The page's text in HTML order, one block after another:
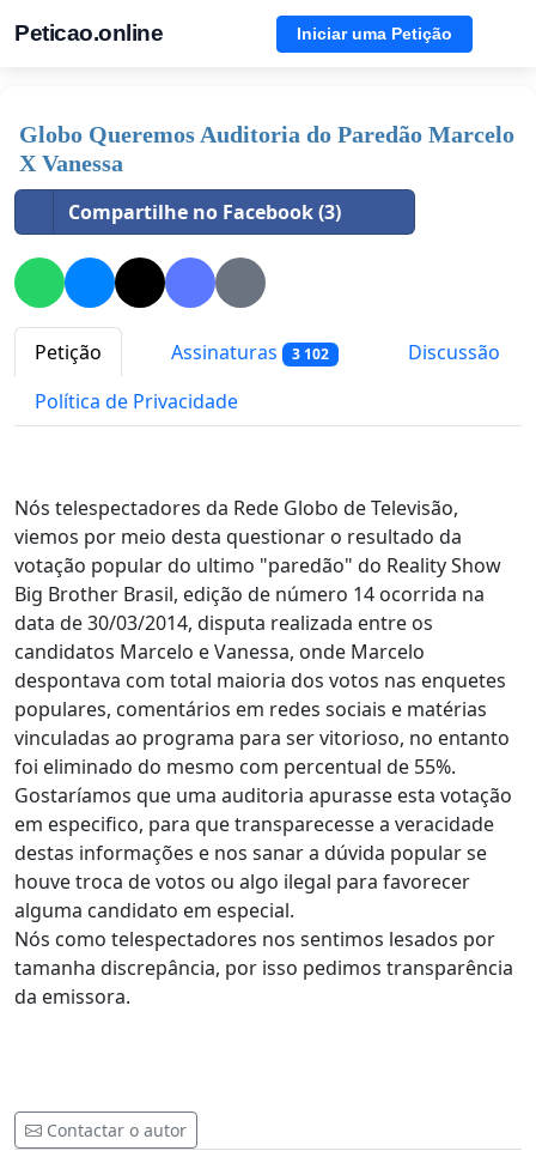
Peticao.online Iniciar uma Petição
Globo Queremos Auditoria do Paredão Marcelo
X Vanessa
Compartilhe no Facebook (3)
Petição Assinaturas 3 102
Discussão
Política de Privacidade
Nós telespectadores da Rede Globo de Televisão,
viemos por meio desta questionar o resultado da
votação popular do ultimo "paredão" do Reality Show
Big Brother Brasil, edição de número 14 ocorrida na
data de 30/03/2014, disputa realizada entre os
candidatos Marcelo e Vanessa, onde Marcelo
despontava com total maioria dos votos nas enquetes
populares, comentários em redes sociais e matérias
vinculadas ao programa para ser vitorioso, no entanto
foi eliminado do mesmo com percentual de 55%.
Gostaríamos que uma auditoria apurasse esta votação
em especifico, para que transparecesse a veracidade
destas informações e nos sanar a dúvida popular se
houve troca de votos ou algo ilegal para favorecer
alguma candidato em especial.
Nós como telespectadores nos sentimos lesados por
tamanha discrepância, por isso pedimos transparência
da emissora.
Contactar o autor